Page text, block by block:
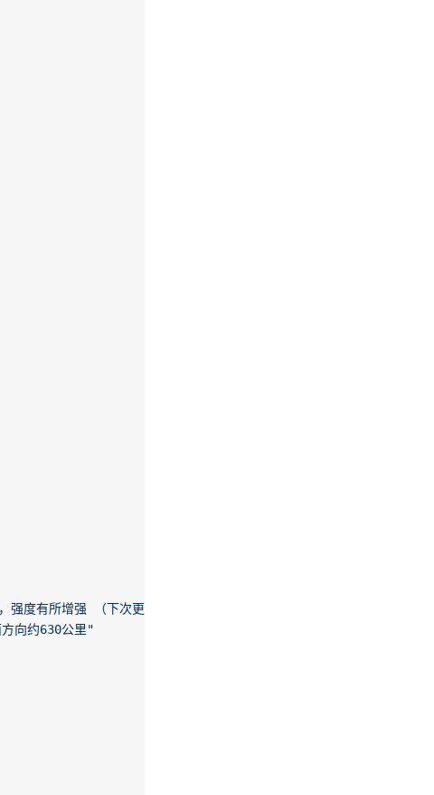
度有所增强 （下次更新时间为12日17时30分）"
向约630公里"